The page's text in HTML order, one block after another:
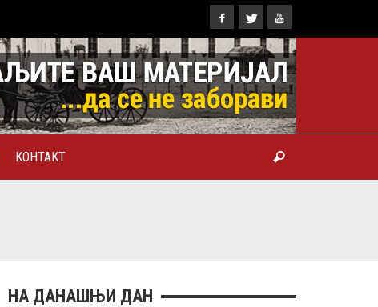
КОНТАКТ
НА ДАНАШЊИ ДАН